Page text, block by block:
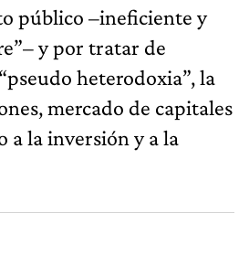
público –ineficiente y
y por tratar de
heterodoxia”, la
mercado de capitales
a la inversión y a la